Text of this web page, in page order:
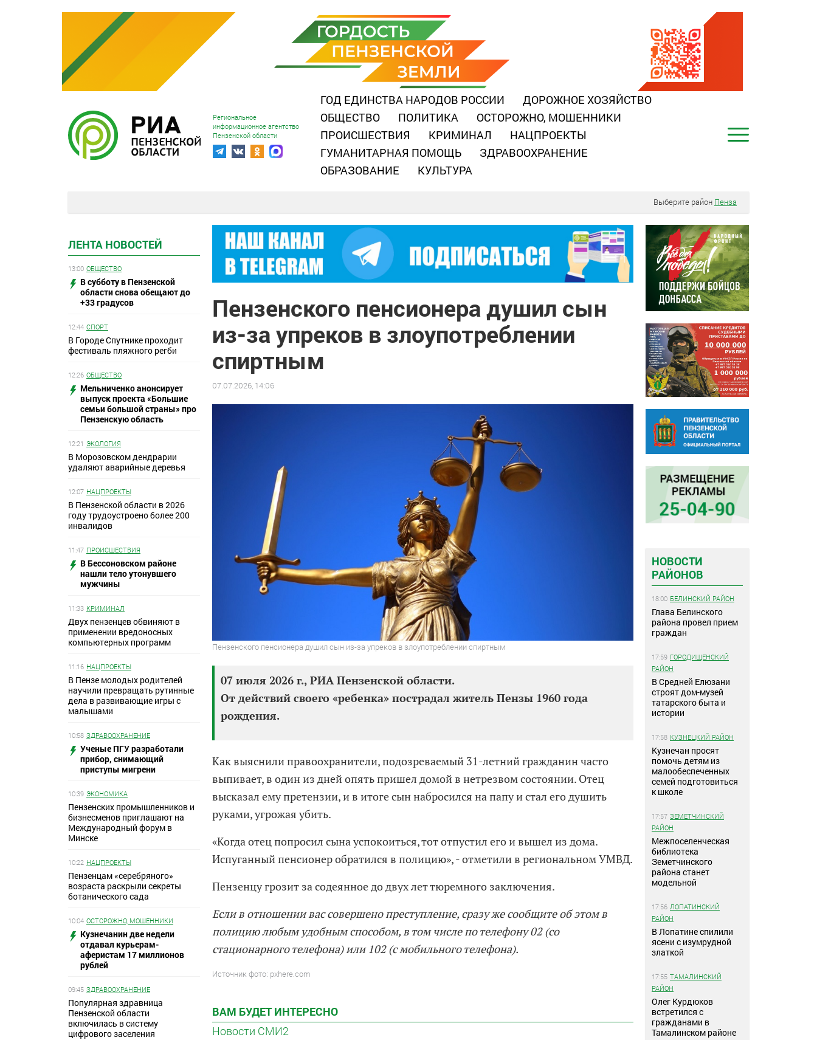
Региональное
информационное агентство
Пензенской области
ГОД ЕДИНСТВА НАРОДОВ РОССИИ
ДОРОЖНОЕ ХОЗЯЙСТВО
ОБЩЕСТВО
ПОЛИТИКА
ОСТОРОЖНО, МОШЕННИКИ
ПРОИСШЕСТВИЯ
КРИМИНАЛ
НАЦПРОЕКТЫ
ГУМАНИТАРНАЯ ПОМОЩЬ
ЗДРАВООХРАНЕНИЕ
ОБРАЗОВАНИЕ
КУЛЬТУРА
Выберите район Пенза
ЛЕНТА НОВОСТЕЙ
13:00 ОБЩЕСТВО
В субботу в Пензенской
области снова обещают до
+33 градусов
12:44 СПОРТ
В Городе Спутнике проходит
фестиваль пляжного регби
12:26 ОБЩЕСТВО
Мельниченко анонсирует
выпуск проекта «Большие
семьи большой страны» про
Пензенскую область
12:21 ЭКОЛОГИЯ
В Морозовском дендрарии
удаляют аварийные деревья
12:07 НАЦПРОЕКТЫ
В Пензенской области в 2026
году трудоустроено более 200
инвалидов
11:47 ПРОИСШЕСТВИЯ
В Бессоновском районе
нашли тело утонувшего
мужчины
11:33 КРИМИНАЛ
Двух пензенцев обвиняют в
применении вредоносных
компьютерных программ
11:16 НАЦПРОЕКТЫ
В Пензе молодых родителей
научили превращать рутинные
дела в развивающие игры с
малышами
10:58 ЗДРАВООХРАНЕНИЕ
Ученые ПГУ разработали
прибор, снимающий
приступы мигрени
10:39 ЭКОНОМИКА
Пензенских промышленников и
бизнесменов приглашают на
Международный форум в
Минске
10:22 НАЦПРОЕКТЫ
Пензенцам «серебряного»
возраста раскрыли секреты
ботанического сада
10:04 ОСТОРОЖНО, МОШЕННИКИ
Кузнечанин две недели
отдавал курьерам-
аферистам 17 миллионов
рублей
09:45 ЗДРАВООХРАНЕНИЕ
Популярная здравница
Пензенской области
включилась в систему
цифрового заселения
Пензенского пенсионера душил сын
из-за упреков в злоупотреблении
спиртным
07.07.2026, 14:06
Пензенского пенсионера душил сын из-за упреков в злоупотреблении спиртным
07 июля 2026 г., РИА Пензенской области.
От действий своего «ребенка» пострадал житель Пензы 1960 года
рождения.
Как выяснили правоохранители, подозреваемый 31-летний гражданин часто
выпивает, в один из дней опять пришел домой в нетрезвом состоянии. Отец
высказал ему претензии, и в итоге сын набросился на папу и стал его душить
руками, угрожая убить.
«Когда отец попросил сына успокоиться, тот отпустил его и вышел из дома.
Испуганный пенсионер обратился в полицию», - отметили в региональном УМВД.
Пензенцу грозит за содеянное до двух лет тюремного заключения.
Если в отношении вас совершено преступление, сразу же сообщите об этом в
полицию любым удобным способом, в том числе по телефону 02 (со
стационарного телефона) или 102 (с мобильного телефона).
Источник фото: pxhere.com
ВАМ БУДЕТ ИНТЕРЕСНО
Новости СМИ2
НОВОСТИ
РАЙОНОВ
18:00 БЕЛИНСКИЙ РАЙОН
Глава Белинского
района провел прием
граждан
17:59 ГОРОДИЩЕНСКИЙ
РАЙОН
В Средней Елюзани
строят дом-музей
татарского быта и
истории
17:58 КУЗНЕЦКИЙ РАЙОН
Кузнечан просят
помочь детям из
малообеспеченных
семей подготовиться
к школе
17:57 ЗЕМЕТЧИНСКИЙ
РАЙОН
Межпоселенческая
библиотека
Земетчинского
района станет
модельной
17:56 ЛОПАТИНСКИЙ
РАЙОН
В Лопатине спилили
ясени с изумрудной
златкой
17:55 ТАМАЛИНСКИЙ
РАЙОН
Олег Курдюков
встретился с
гражданами в
Тамалинском районе